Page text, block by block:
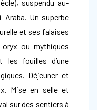
suspendu au-
Araba. Un superbe
et ses falaises
ou mythiques
les fouilles d’une
Déjeuner et
Mise en selle et
sur des sentiers à